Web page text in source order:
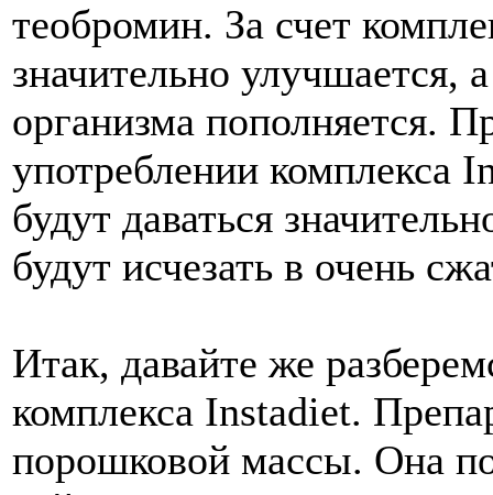
теобромин. За счет
значительно улучшается,
организма пополняется.
употреблении комплекса
будут даваться
будут исчезать в очень
Итак, давайте же
комплекса Instadiet.
порошковой массы. Она